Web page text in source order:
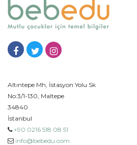
Altıntepe Mh, İstasyon Yolu Sk
No:3/1-130, Maltepe
34840
İstanbul
+90 0216 518 08 51
info@bebedu.com